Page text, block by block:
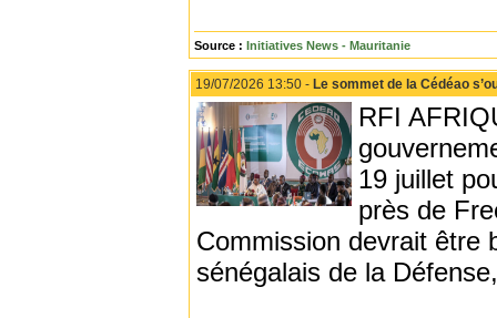
Source : Initiatives News - Mauritanie
19/07/2026 13:50 - Le sommet de la Cédéao
RFI
19 juillet
près de
Commission devrait être
sénégalais de la